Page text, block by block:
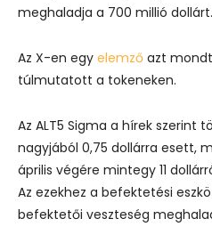
meghaladja a 700 millió dollárt.
Az X-en egy elemző azt
túlmutatott a tokeneken.
Az ALT5 Sigma a hírek szerint
nagyjából 0,75 dollárra esett,
április végére mintegy 11
Az ezekhez a befektetési
befektetői veszteség